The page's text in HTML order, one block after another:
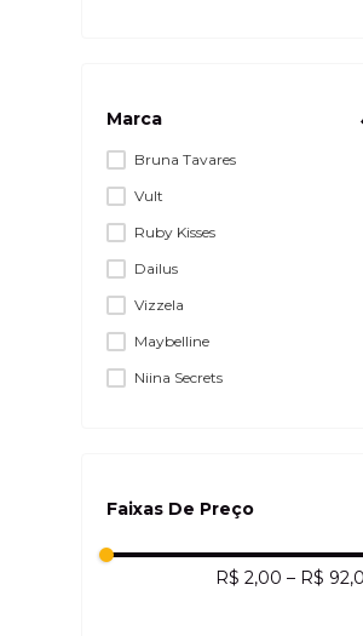
Marca
Bruna Tavares
Vult
Ruby Kisses
Dailus
Vizzela
Maybelline
Niina Secrets
Faixas De Preço
R$ 2,00 – R$
por: R$ 116,19